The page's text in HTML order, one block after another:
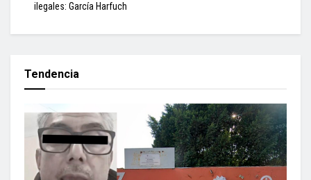
ilegales: García Harfuch
Tendencia